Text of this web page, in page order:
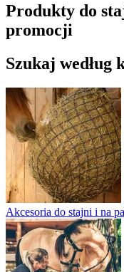
Produkty do
promocji
Szukaj według
Akcesoria do stajni i na